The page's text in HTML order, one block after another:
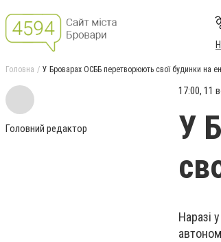
Головна У Броварах ОСББ перетворюють свої будинки на
Головний редактор
17:00, 11
У
Наразі